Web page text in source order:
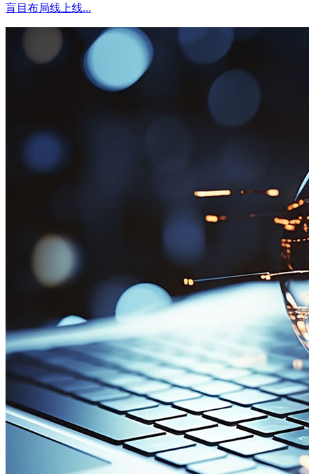
盲目布局线上线...